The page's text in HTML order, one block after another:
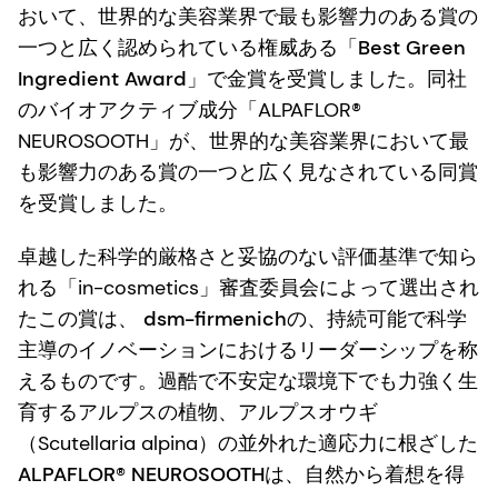
おいて、世界的な美容業界で最も影響力のある賞の
一つと広く認められている権威ある「Best Green
Ingredient Award」で金賞を受賞しました。同社
のバイオアクティブ成分「ALPAFLOR®
NEUROSOOTH」が、世界的な美容業界において最
も影響力のある賞の一つと広く見なされている同賞
を受賞しました。
卓越した科学的厳格さと妥協のない評価基準で知ら
れる「in-cosmetics」審査委員会によって選出され
たこの賞は、 dsm-firmenichの、持続可能で科学
主導のイノベーションにおけるリーダーシップを称
えるものです。過酷で不安定な環境下でも力強く生
育するアルプスの植物、アルプスオウギ
（Scutellaria alpina）の並外れた適応力に根ざした
ALPAFLOR® NEUROSOOTHは、自然から着想を得